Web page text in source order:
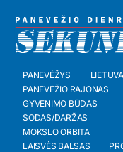
PANEVĖŽYS LIETUVA
PANEVĖŽIO RAJONAS
GYVENIMO BŪDAS
SODAS/DARŽAS
MOKSLO ORBITA
LAISVĖS BALSAS